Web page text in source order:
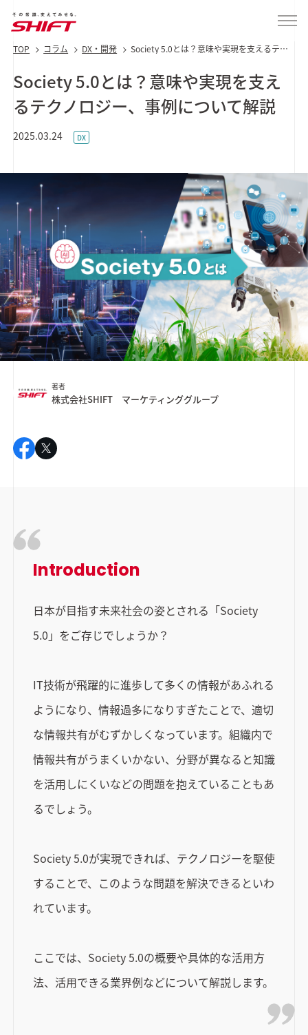
TOP コラム DX・開発
Society 5.0とは？意味や実現を支えるテク
Society 5.0とは？意味や実現を支え
るテクノロジー、事例について解説
2025.03.24 DX
著者
株式会社SHIFT マーケティンググループ
Introduction
日本が目指す未来社会の姿とされる「Society
5.0」をご存じでしょうか？
IT技術が飛躍的に進歩して多くの情報があふれる
ようになり、情報過多になりすぎたことで、適切
な情報共有がむずかしくなっています。組織内で
情報共有がうまくいかない、分野が異なると知識
を活用しにくいなどの問題を抱えていることもあ
るでしょう。
Society 5.0が実現できれば、テクノロジーを駆使
することで、このような問題を解決できるといわ
れています。
ここでは、Society 5.0の概要や具体的な活用方
法、活用できる業界例などについて解説します。